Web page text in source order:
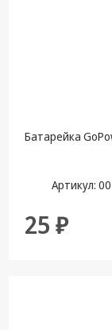
Батарейка
Артикул:
25 ₽